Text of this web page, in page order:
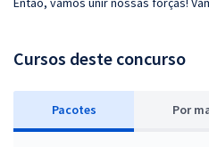
Cursos deste concurso
Pacotes Por